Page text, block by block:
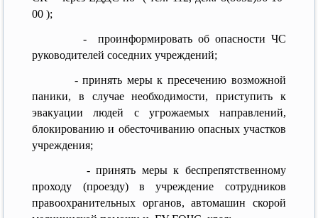
00 );
- проинформировать об опасности ЧС
руководителей соседних учреждений;
- принять меры к пресечению возможной
паники, в случае необходимости, приступить к
эвакуации людей с угрожаемых направлений,
блокированию и обесточиванию опасных участков
учреждения;
- принять меры к беспрепятственному
проходу (проезду) в учреждение сотрудников
правоохранительных органов, автомашин скорой